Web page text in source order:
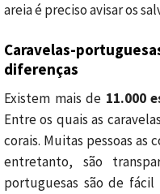
areia é preciso avisar os
Caravelas-
diferenças
Existem mais de 11.000
Entre os quais as
corais. Muitas pessoas as
entretanto, são
portuguesas são de